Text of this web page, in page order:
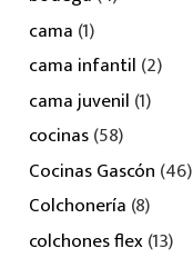
cama (1)
cama infantil (2)
cama juvenil (1)
cocinas(58)
Cocinas Gascón (46)
Colchonería (8)
colchones flex(13)